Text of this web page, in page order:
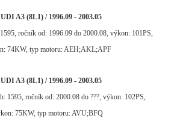
A3 (8L1) / 1996.09 - 2003.05
ročník od: 1996.09 do 2000.08, výkon: 101PS,
74KW, typ motoru: AEH;AKL;APF
A3 (8L1) / 1996.09 - 2003.05
1595, ročník od: 2000.08 do ???, výkon: 102PS,
75KW, typ motoru: AVU;BFQ